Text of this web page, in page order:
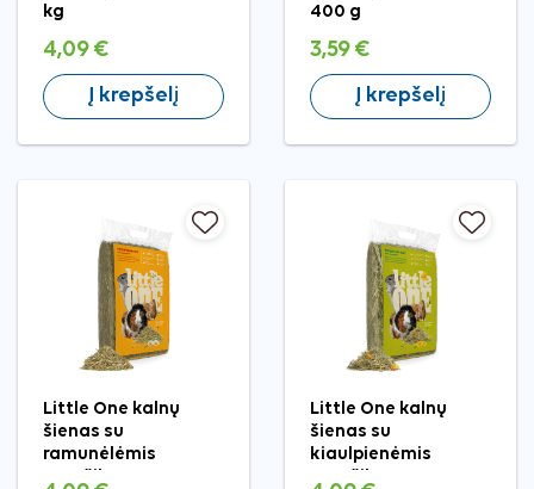
kg
4,09 €
Į krepšelį
400 g
3,59 €
Į krepšelį
Little One kalnų
šienas su
ramunėlėmis
Little One kalnų
šienas su
kiaulpienėmis